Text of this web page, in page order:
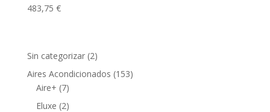
483,75 €
Sin categorizar 22
productos
Aires Acondicionados 153153
Aire+ 77
productos
Eluxe 22